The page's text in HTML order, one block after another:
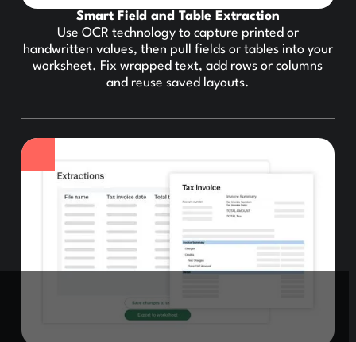
Smart Field and Table Extraction
Use OCR technology to capture printed or
handwritten values, then pull fields or tables into your
worksheet. Fix wrapped text, add rows or columns
and reuse saved layouts.